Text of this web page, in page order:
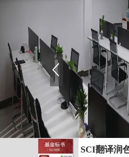
SCI翻译润